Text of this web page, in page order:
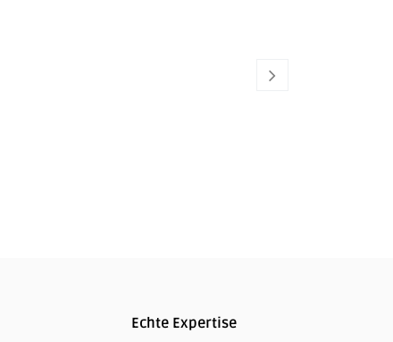
Echte Expertise